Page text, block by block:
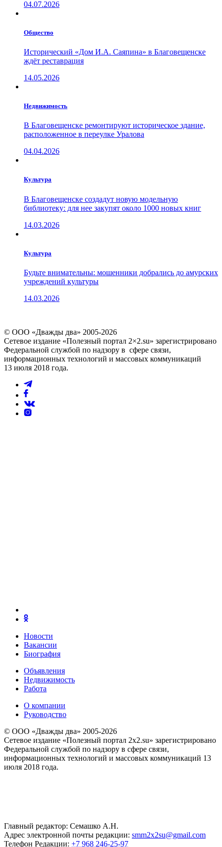
04.07.2026
Общество
Исторический «Дом И.А. Саяпина» в Благовещенске
ждёт реставрация
14.05.2026
Недвижимость
В Благовещенске ремонтируют историческое здание,
расположенное в переулке Уралова
04.04.2026
Культура
В Благовещенске создадут новую модельную
библиотеку: для нее закупят около 1000 новых книг
14.03.2026
Культура
Будьте внимательны: мошенники добрались до амурских
учреждений культуры
14.03.2026
© ООО «Дважды два» 2005-2026
Сетевое издание «Полезный портал 2×2.su» зарегистрировано
Федеральной службой по надзору в сфере связи,
информационных технологий и массовых коммуникаций
13 июля 2018 года.
Новости
Вакансии
Биография
Объявления
Недвижимость
Работа
О компании
Руководство
© ООО «Дважды два» 2005-2026
Сетевое издание «Полезный портал 2x2.su» зарегистрировано
Федеральной службой по надзору в сфере связи,
информационных технологий и массовых коммуникаций 13
июля 2018 года.
Главный редактор: Семашко А.Н.
Адрес электронной почты редакции: smm2x2su@gmail.com
Телефон Редакции: +7 968 246-25-97